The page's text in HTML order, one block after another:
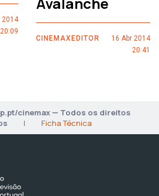
2014
20:09
CINEMAXEDITOR
16 Abr 2014
20:41
cinemax — Todos os direitos
| Ficha Técnica